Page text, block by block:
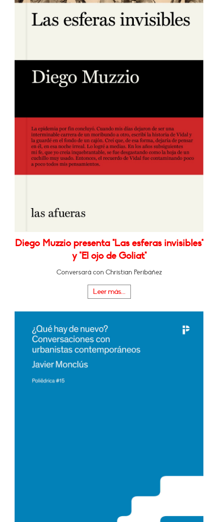
Diego Muzzio presenta "Las esferas invisibles"
y "El ojo de Goliat"
Conversará con Christian Peribáñez
Leer más...